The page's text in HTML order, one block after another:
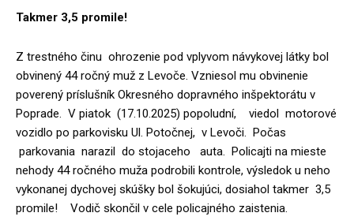
Takmer 3,5 promile!
Z trestného činu ohrozenie pod vplyvom návykovej látky bol
obvinený 44 ročný muž z Levoče. Vzniesol mu obvinenie
poverený príslušník Okresného dopravného inšpektorátu v
Poprade. V piatok (17.10.2025) popoludní, viedol motorové
vozidlo po parkovisku Ul. Potočnej, v Levoči. Počas
parkovania narazil do stojaceho auta. Policajti na mieste
nehody 44 ročného muža podrobili kontrole, výsledok u neho
vykonanej dychovej skúšky bol šokujúci, dosiahol takmer 3,5
promile! Vodič skončil v cele policajného zaistenia.